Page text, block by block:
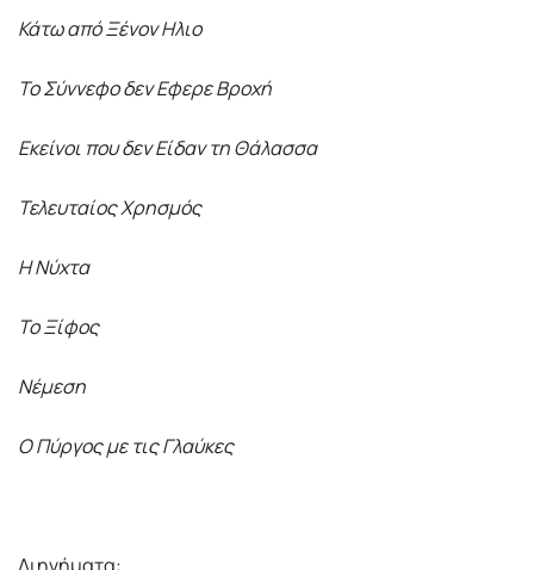
Κάτω από Ξένον Ηλιο
Το Σύννεφο δεν Εφερε Βροχή
Εκείνοι που δεν Είδαν τη Θάλασσα
Τελευταίος Χρησμός
Η Νύχτα
Το Ξίφος
Νέμεση
Ο Πύργος με τις Γλαύκες